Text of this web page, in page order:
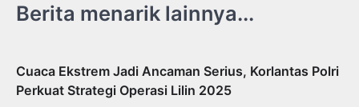
Berita menarik lainnya...
Cuaca Ekstrem Jadi Ancaman Serius, Korlantas Polri
Perkuat Strategi Operasi Lilin 2025